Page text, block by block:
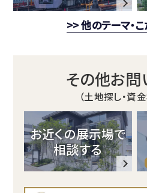
報
>> 他のテーマ・
その他お
（土地探し・資
お近くの展示場で
相談する